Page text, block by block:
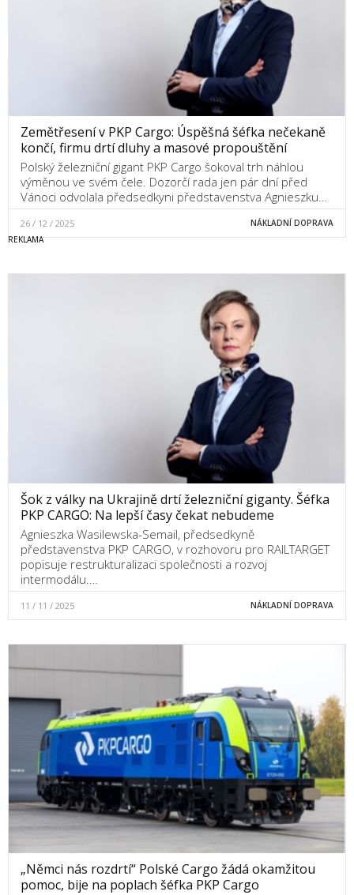
Zemětřesení v PKP Cargo: Úspěšná šéfka nečekaně
končí, firmu drtí dluhy a masové propouštění
Polský železniční gigant PKP Cargo šokoval trh náhlou
výměnou ve svém čele. Dozorčí rada jen pár dní před
Vánoci odvolala předsedkyni představenstva Agnieszku…
26 / 12 / 2025 NÁKLADNÍ DOPRAVA
Šok z války na Ukrajině drtí železniční giganty. Šéfka
PKP CARGO: Na lepší časy čekat nebudeme
Agnieszka Wasilewska-Semail, předsedkyně
představenstva PKP CARGO, v rozhovoru pro RAILTARGET
popisuje restrukturalizaci společnosti a rozvoj
intermodálu.…
11 / 11 / 2025 NÁKLADNÍ DOPRAVA
„Němci nás rozdrtí“ Polské Cargo žádá okamžitou
pomoc, bije na poplach šéfka PKP Cargo